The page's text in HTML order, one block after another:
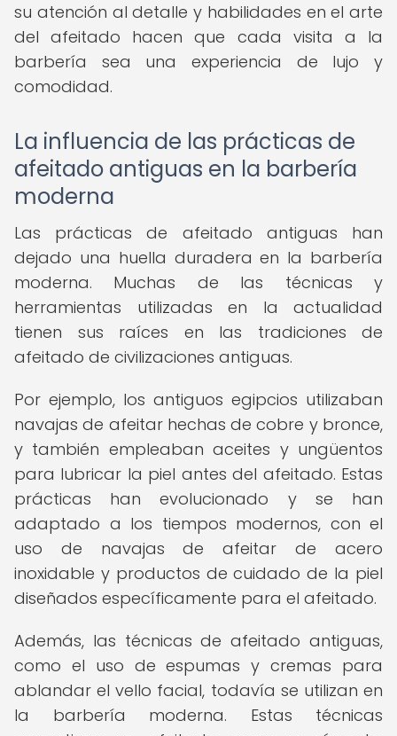
su atención al detalle y habilidades en el arte
del afeitado hacen que cada visita a la
barbería sea una experiencia de lujo y
comodidad.
La influencia de las prácticas de
afeitado antiguas en la barbería
moderna
Las prácticas de afeitado antiguas han
dejado una huella duradera en la barbería
moderna. Muchas de las técnicas y
herramientas utilizadas en la actualidad
tienen sus raíces en las tradiciones de
afeitado de civilizaciones antiguas.
Por ejemplo, los antiguos egipcios utilizaban
navajas de afeitar hechas de cobre y bronce,
y también empleaban aceites y ungüentos
para lubricar la piel antes del afeitado. Estas
prácticas han evolucionado y se han
adaptado a los tiempos modernos, con el
uso de navajas de afeitar de acero
inoxidable y productos de cuidado de la piel
diseñados específicamente para el afeitado.
Además, las técnicas de afeitado antiguas,
como el uso de espumas y cremas para
ablandar el vello facial, todavía se utilizan en
la barbería moderna. Estas técnicas